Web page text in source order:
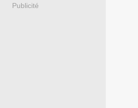
Publicité